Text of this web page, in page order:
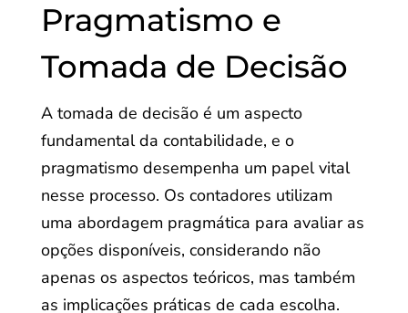
Pragmatismo e
Tomada de Decisão
A tomada de decisão é um aspecto
fundamental da contabilidade, e o
pragmatismo desempenha um papel vital
nesse processo. Os contadores utilizam
uma abordagem pragmática para avaliar as
opções disponíveis, considerando não
apenas os aspectos teóricos, mas também
as implicações práticas de cada escolha.